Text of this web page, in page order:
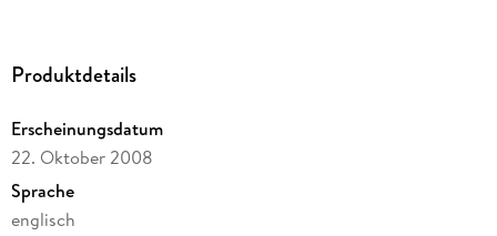
Produktdetails
Erscheinungsdatum
22. Oktober 2008
Sprache
englisch